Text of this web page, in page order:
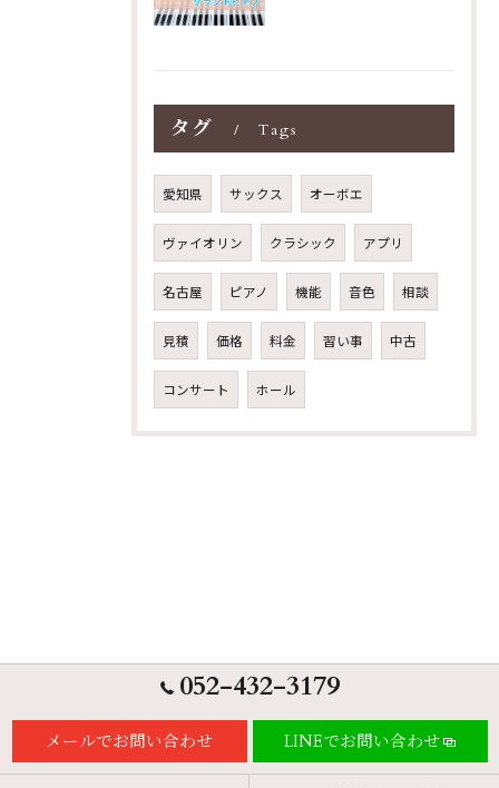
タグ Tags
愛知県 サックス オーボエ
ヴァイオリン クラシック アプリ
名古屋 ピアノ 機能 音色 相談
見積 価格 料金 習い事 中古
コンサート ホール
052-432-3179
メールでお問い合わせ LINEでお問い合わせ